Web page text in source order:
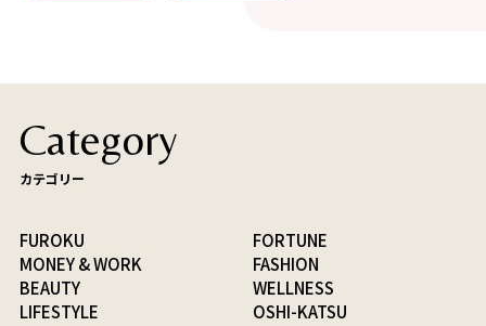
Category
カテゴリー
FUROKU
FORTUNE
MONEY & WORK
FASHION
BEAUTY
WELLNESS
LIFESTYLE
OSHI-KATSU